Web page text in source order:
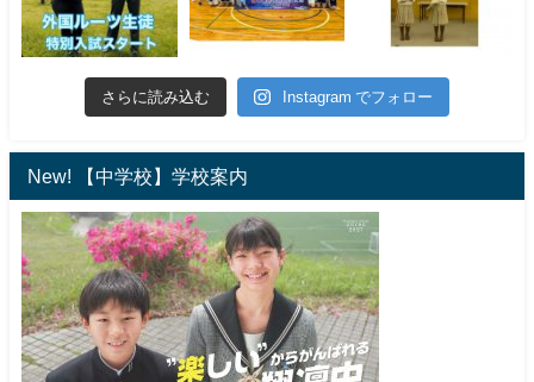
さらに読み込む Instagram でフォロー
New! 【中学校】学校案内